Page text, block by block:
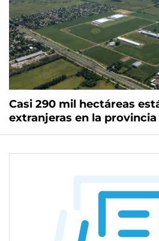
Casi 290 mil hectáreas
extranjeras en la